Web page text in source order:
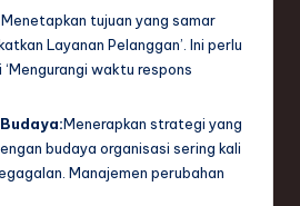
Menetapkan tujuan yang samar
Layanan Pelanggan’. Ini perlu
waktu respons
Menerapkan strategi yang
budaya organisasi sering kali
Manajemen perubahan